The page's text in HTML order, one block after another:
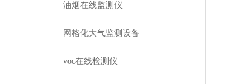
油烟在线监测仪
网格化大气监测设备
voc在线检测仪